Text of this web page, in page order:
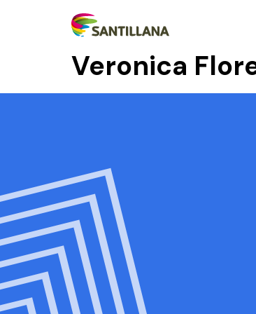
Veronica